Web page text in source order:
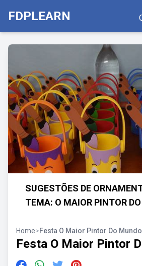
FDPLEARN
SUGESTÕES DE
TEMA: O MAIOR PINTOR
Home>Festa O Maior Pintor Do Mundo
Festa O Maior Pintor